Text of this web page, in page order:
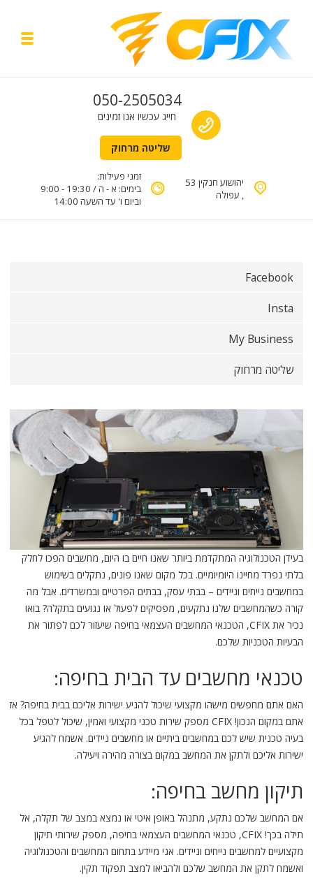
Call us
050-2505034
חייג עכשיו אנו זמינים
שליטה מרחוק
יהושוע חנקין 53
, עפולה
זמני פעילות:
בימים: א - ה / 19:30 - 9:00
וביום ו' עד השעה 14:00
Facebook
Insta
My Business
שליטה מרחוק
בעידן הטכנולוגיה המתקדמת ביותר שאנו חיים בו היום, מחשבים הפכו לחלק
בלתי נפרד מחיינו היומיומיים. בכל מקום שאנו פונים, נתקלים בשימוש
במחשבים נייחים וניידים – בבתי עסק, בבתים הפרטיים ובמשרדים. אבל מה
קורה כשהמחשבים שלנו נתקעים, מפסיקים לפעול או נגועים בתקלה? בואו
נכיר את CFIX, הטכנאי המחשבים העצמאי בחיפה שיעזור לכם לפתור את
הבעיות הטכניות שלכם.
טכנאי מחשבים עד הבית בחיפה:
האם אתם מחפשים מישהו מקצועי שיכול להגיע ישירות אליכם בבית בחיפה? אז
אתם במקום הנכון! CFIX מספק שירות טכני מקצועי ואמין, שיכול לטפל בכל
בעיה טכנית שיש לכם במחשבים ביתיים או מחשבים ניידים. אשמח להגיע
ישירות אליכם ולתקן את המחשב במקום בצורה מהירה ויעילה.
תיקון מחשב בחיפה:
אם המחשב שלכם נתקע, מתנהל באופן איטי או נמצא במצב של תקלה, אל
תילה בכך! CFIX, טכנאי המחשבים העצמאי בחיפה, מספק שירותי תיקון
מקצועיים למחשבים נייחים וניידים. אני מיידע בתחום המחשבים והטכנולוגיה
ואשמח לתקן את המחשב שלכם ולהביאו למצב תפקוד תקין.